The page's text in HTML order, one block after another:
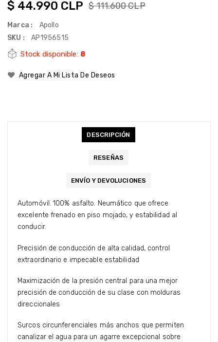
$ 44.990 CLP $ 111.600 CLP
Marca :
Apollo
SKU :
AP1956515
Stock disponible: 8
Agregar A Mi Lista De Deseos
DESCRIPCIÓN
RESEÑAS
ENVÍO Y DEVOLUCIONES
Automóvil. 100% asfalto. Neumático que ofrece
excelente frenado en piso mojado, y estabilidad al
conducir.
Precisión de conducción de alta calidad, control
extraordinario e impecable estabilidad
Maximización de la presión central para una mejor
precisión de conducción de su clase con molduras
direccionales
Surcos circunferenciales más anchos que permiten
canalizar el agua para un agarre excepcional sobre